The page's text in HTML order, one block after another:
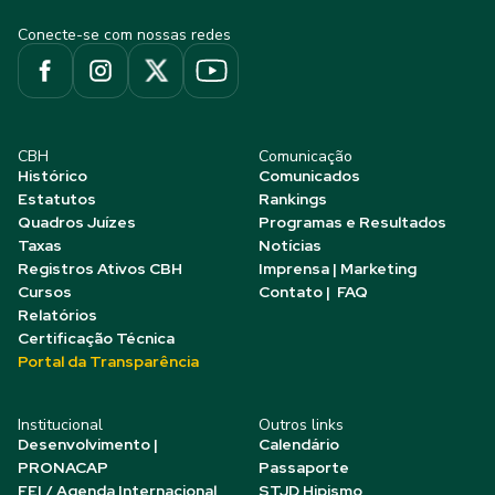
Conecte-se com nossas redes
CBH
Histórico
Estatutos
Quadros Juízes
Taxas
Registros Ativos CBH
Cursos
Relatórios
Certificação Técnica
Portal da Transparência
Comunicação
Comunicados
Rankings
Programas e Resultados
Notícias
Imprensa | Marketing
Contato | FAQ
Institucional
Desenvolvimento |
PRONACAP
FEI / Agenda Internacional
Outros links
Calendário
Passaporte
STJD Hipismo